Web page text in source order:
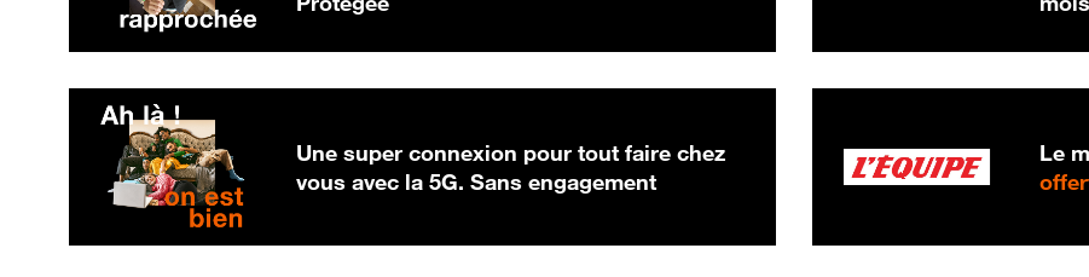
Une super connexion pour tout faire chez
vous avec la 5G. Sans engagement
Le